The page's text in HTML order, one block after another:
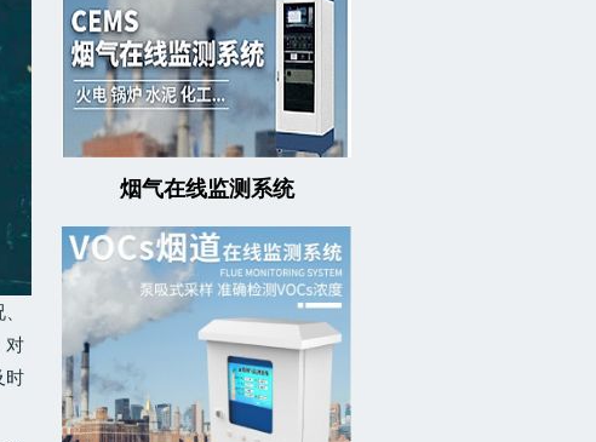
对
时
烟气在线监测系统